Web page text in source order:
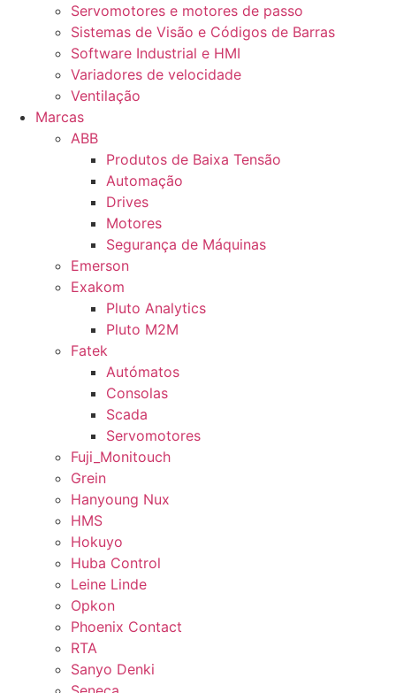
Servomotores e motores de passo
Sistemas de Visão e Códigos de Barras
Software Industrial e HMI
Variadores de velocidade
Ventilação
Marcas
ABB
Produtos de Baixa Tensão
Automação
Drives
Motores
Segurança de Máquinas
Emerson
Exakom
Pluto Analytics
Pluto M2M
Fatek
Autómatos
Consolas
Scada
Servomotores
Fuji_Monitouch
Grein
Hanyoung Nux
HMS
Hokuyo
Huba Control
Leine Linde
Opkon
Phoenix Contact
RTA
Sanyo Denki